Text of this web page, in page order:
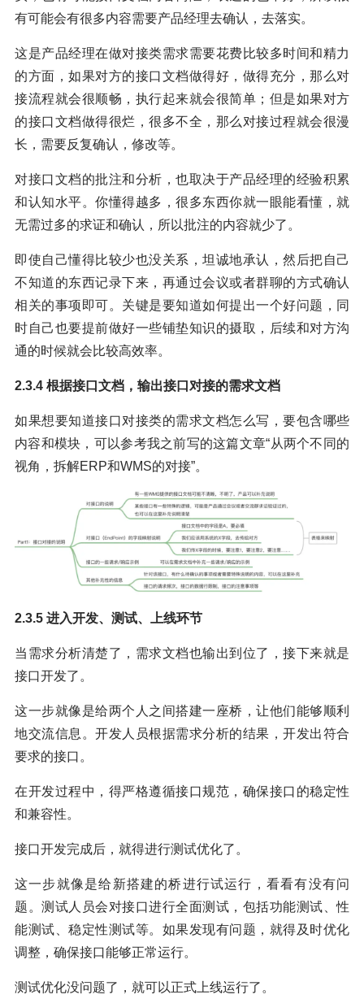
有可能会有很多内容需要产品经理去确认，去落实。
这是产品经理在做对接类需求需要花费比较多时间和精力
的方面，如果对方的接口文档做得好，做得充分，那么对
接流程就会很顺畅，执行起来就会很简单；但是如果对方
的接口文档做得很烂，很多不全，那么对接过程就会很漫
长，需要反复确认，修改等。
对接口文档的批注和分析，也取决于产品经理的经验积累
和认知水平。你懂得越多，很多东西你就一眼能看懂，就
无需过多的求证和确认，所以批注的内容就少了。
即使自己懂得比较少也没关系，坦诚地承认，然后把自己
不知道的东西记录下来，再通过会议或者群聊的方式确认
相关的事项即可。关键是要知道如何提出一个好问题，同
时自己也要提前做好一些铺垫知识的摄取，后续和对方沟
通的时候就会比较高效率。
2.3.4 根据接口文档，输出接口对接的需求文档
如果想要知道接口对接类的需求文档怎么写，要包含哪些
内容和模块，可以参考我之前写的这篇文章“从两个不同的
视角，拆解ERP和WMS的对接”。
2.3.5 进入开发、测试、上线环节
当需求分析清楚了，需求文档也输出到位了，接下来就是
接口开发了。
这一步就像是给两个人之间搭建一座桥，让他们能够顺利
地交流信息。开发人员根据需求分析的结果，开发出符合
要求的接口。
在开发过程中，得严格遵循接口规范，确保接口的稳定性
和兼容性。
接口开发完成后，就得进行测试优化了。
这一步就像是给新搭建的桥进行试运行，看看有没有问
题。测试人员会对接口进行全面测试，包括功能测试、性
能测试、稳定性测试等。如果发现有问题，就得及时优化
调整，确保接口能够正常运行。
测试优化没问题了，就可以正式上线运行了。